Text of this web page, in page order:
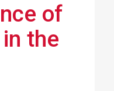
of
the